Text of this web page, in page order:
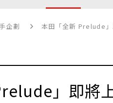
企劃 本田「全新 Prelude」
」即將